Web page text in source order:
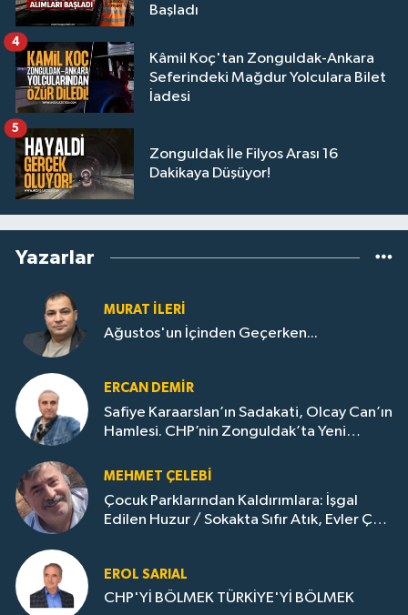
Başladı
Kâmil Koç'tan Zonguldak-Ankara
Seferindeki Mağdur Yolculara Bilet
İadesi
4
Zonguldak İle Filyos Arası 16
Dakikaya Düşüyor!
5
Yazarlar
MURAT İLERI
Ağustos'un İçinden Geçerken...
ERCAN DEMIR
Safiye Karaarslan’ın Sadakati, Olcay Can’ın
Hamlesi. CHP’nin Zonguldak’ta Yeni
MEHMET ÇELEBI
Çocuk Parklarından Kaldırımlara: İşgal
Edilen Huzur / Sokakta Sıfır Atık, Evler Çöp
EROL SARIAL
CHP'Yİ BÖLMEK TÜRKİYE'Yİ BÖLMEK